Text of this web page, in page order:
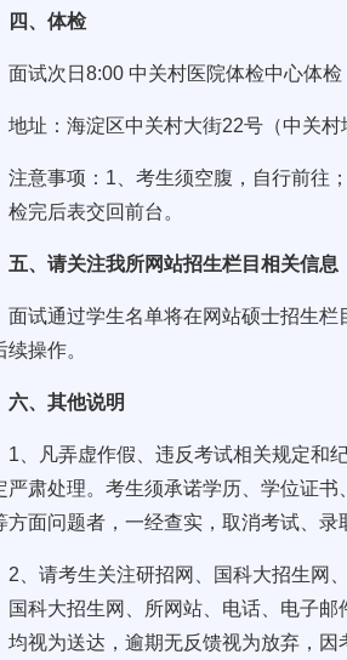
四、体检
面试次日8:00 中关村医院体检中心体检
地址：海淀区中关村大街22号（中关村
注意事项：1、考生须空腹，自行前往
检完后表交回前台。
五、请关注我所网站招生栏目相关信息
面试通过学生名单将在网站硕士招生
续操作。
六、其他说明
1、凡弄虚作假、违反考试相关规定和
严肃处理。考生须承诺学历、学位证
方面问题者，一经查实，取消考试、录
2、请考生关注研招网、国科大招生网
国科大招生网、所网站、电话、电子
均视为送达，逾期无反馈视为放弃，因